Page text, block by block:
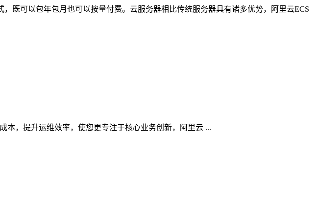
既可以包年包月也可以按量付费。云服务器相比传统服务器具有诸多优势，阿里云ECS
本，提升运维效率，使您更专注于核心业务创新，阿里云 ...